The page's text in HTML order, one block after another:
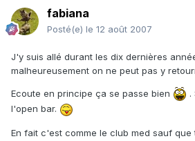
fabiana
Posté(e) le 12 août 2007
J'y suis allé durant les dix dernières
malheureusement on ne peut pas y
Ecoute en principe ça se passe bien
.
l'open bar.
En fait c'est comme le club med sauf que